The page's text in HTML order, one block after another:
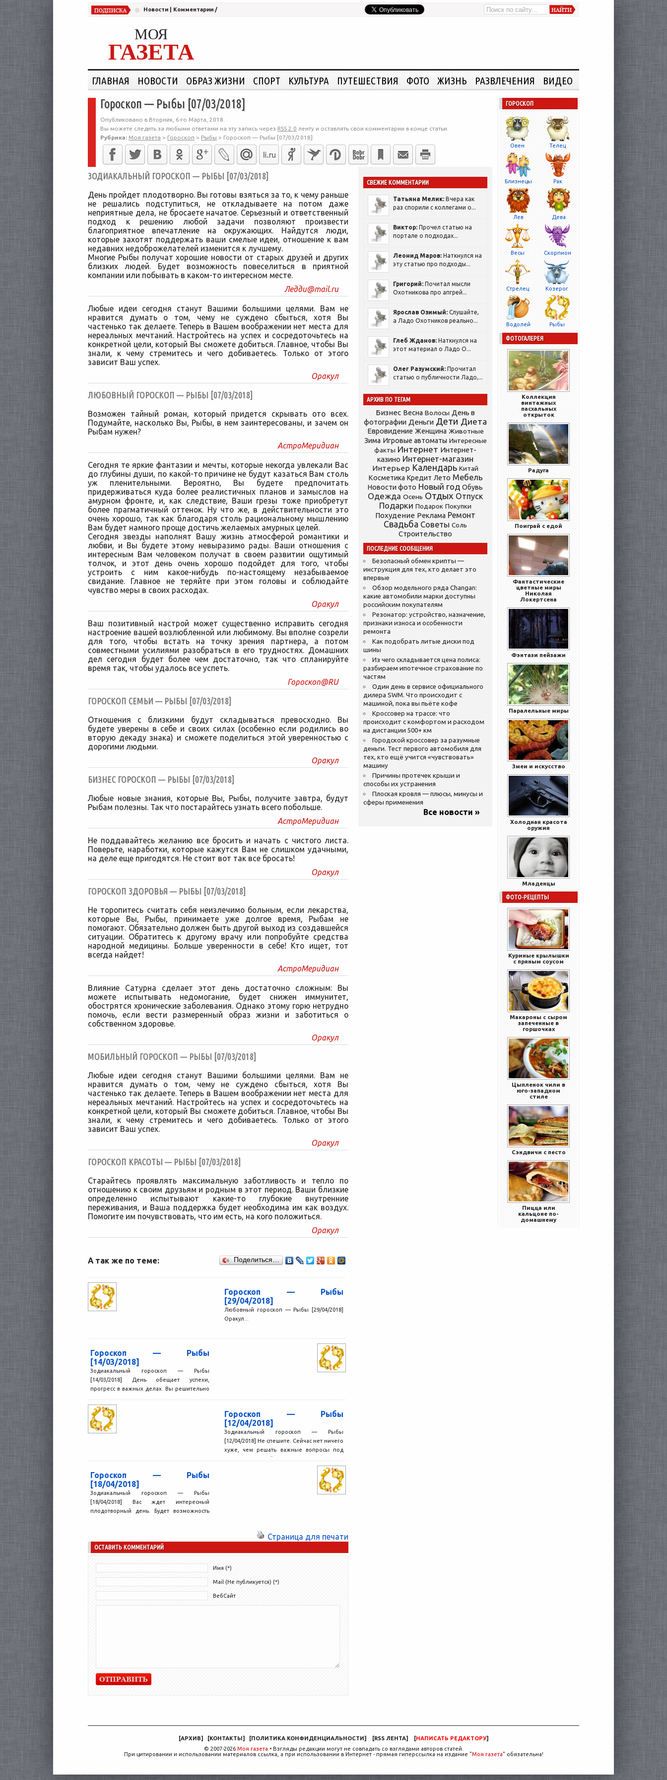
Новости Комментарии /
МОЯ
ГАЗЕТА
ГЛАВНАЯ НОВОСТИ ОБРАЗ ЖИЗНИ СПОРТ КУЛЬТУРА ПУТЕШЕСТВИЯ ФОТО ЖИЗНЬ РАЗВЛЕЧЕНИЯ ВИДЕО
Гороскоп — Рыбы [07/03/2018]
Опубликовано в Вторник, 6-го Марта, 2018.
Вы можете следить за любыми ответами на эту запись через RSS 2.0 ленту и оставлять свои комментарии в конце статьи.
Рубрика: Моя газета > Гороскоп > Рыбы > Гороскоп — Рыбы [07/03/2018]
ЗОДИАКАЛЬНЫЙ ГОРОСКОП — РЫБЫ [07/03/2018]
День пройдет плодотворно. Вы готовы взяться за то, к чему раньше
не решались подступиться, не откладываете на потом даже
неприятные дела, не бросаете начатое. Серьезный и ответственный
подход к решению любой задачи позволяют произвести
благоприятное впечатление на окружающих. Найдутся люди,
которые захотят поддержать ваши смелые идеи, отношение к вам
недавних недоброжелателей изменится к лучшему.
Многие Рыбы получат хорошие новости от старых друзей и других
близких людей. Будет возможность повеселиться в приятной
компании или побывать в каком-то интересном месте.
Ледди@mail.ru
Любые идеи сегодня станут Вашими большими целями. Вам не
нравится думать о том, чему не суждено сбыться, хотя Вы
частенько так делаете. Теперь в Вашем воображении нет места для
нереальных мечтаний. Настройтесь на успех и сосредоточьтесь на
конкретной цели, который Вы сможете добиться. Главное, чтобы Вы
знали, к чему стремитесь и чего добиваетесь. Только от этого
зависит Ваш успех.
Оракул
ЛЮБОВНЫЙ ГОРОСКОП — РЫБЫ [07/03/2018]
Возможен тайный роман, который придется скрывать ото всех.
Подумайте, насколько Вы, Рыбы, в нем заинтересованы, и зачем он
Рыбам нужен?
АстроМеридиан
Сегодня те яркие фантазии и мечты, которые некогда увлекали Вас
до глубины души, по какой-то причине не будут казаться Вам столь
уж пленительными. Вероятно, Вы будете предпочитать
придерживаться куда более реалистичных планов и замыслов на
амурном фронте, и, как следствие, Ваши грезы тоже приобретут
более прагматичный оттенок. Ну что же, в действительности это
очень хорошо, так как благодаря столь рациональному мышлению
Вам будет намного проще достичь желаемых амурных целей.
Сегодня звезды наполнят Вашу жизнь атмосферой романтики и
любви, и Вы будете этому невыразимо рады. Ваши отношения с
интересным Вам человеком получат в своем развитии ощутимый
толчок, и этот день очень хорошо подойдет для того, чтобы
устроить с ним какое-нибудь по-настоящему незабываемое
свидание. Главное не теряйте при этом головы и соблюдайте
чувство меры в своих расходах.
Оракул
Ваш позитивный настрой может существенно исправить сегодня
настроение вашей возлюбленной или любимому. Вы вполне созрели
для того, чтобы встать на точку зрения партнера, а потом
совместными усилиями разобраться в его трудностях. Домашних
дел сегодня будет более чем достаточно, так что спланируйте
время так, чтобы удалось все успеть.
Гороскоп@RU
ГОРОСКОП СЕМЬИ — РЫБЫ [07/03/2018]
Отношения с близкими будут складываться превосходно. Вы
будете уверены в себе и своих силах (особенно если родились во
вторую декаду знака) и сможете поделиться этой уверенностью с
дорогими людьми.
Оракул
БИЗНЕС ГОРОСКОП — РЫБЫ [07/03/2018]
Любые новые знания, которые Вы, Рыбы, получите завтра, будут
Рыбам полезны. Так что постарайтесь узнать всего побольше.
АстроМеридиан
Не поддавайтесь желанию все бросить и начать с чистого листа.
Поверьте, наработки, которые кажутся Вам не слишком удачными,
на деле еще пригодятся. Не стоит вот так все бросать!
Оракул
ГОРОСКОП ЗДОРОВЬЯ — РЫБЫ [07/03/2018]
Не торопитесь считать себя неизлечимо больным, если лекарства,
которые Вы, Рыбы, принимаете уже долгое время, Рыбам не
помогают. Обязательно должен быть другой выход из создавшейся
ситуации. Обратитесь к другому врачу или попробуйте средства
народной медицины. Больше уверенности в себе! Кто ищет, тот
всегда найдет!
АстроМеридиан
Влияние Сатурна сделает этот день достаточно сложным: Вы
можете испытывать недомогание, будет снижен иммунитет,
обострятся хронические заболевания. Однако этому горю нетрудно
помочь, если вести размеренный образ жизни и заботиться о
собственном здоровье.
Оракул
МОБИЛЬНЫЙ ГОРОСКОП — РЫБЫ [07/03/2018]
Любые идеи сегодня станут Вашими большими целями. Вам не
нравится думать о том, чему не суждено сбыться, хотя Вы
частенько так делаете. Теперь в Вашем воображении нет места для
нереальных мечтаний. Настройтесь на успех и сосредоточьтесь на
конкретной цели, который Вы сможете добиться. Главное, чтобы Вы
знали, к чему стремитесь и чего добиваетесь. Только от этого
зависит Ваш успех.
Оракул
ГОРОСКОП КРАСОТЫ — РЫБЫ [07/03/2018]
Старайтесь проявлять максимальную заботливость и тепло по
отношению к своим друзьям и родным в этот период. Ваши близкие
определенно испытывают какие-то глубокие внутренние
переживания, и Ваша поддержка будет необходима им как воздух.
Помогите им почувствовать, что им есть, на кого положиться.
Оракул
А так же по теме: Поделиться…
Гороскоп — Рыбы
[29/04/2018]
Любовный гороскоп — Рыбы [29/04/2018]
Оракул...
Гороскоп — Рыбы
[14/03/2018]
Зодиакальный гороскоп — Рыбы
[14/03/2018] День обещает успехи,
прогресс в важных делах. Вы решительно
Гороскоп — Рыбы
[12/04/2018]
Зодиакальный гороскоп — Рыбы
[12/04/2018] Не спешите. Сейчас нет ничего
хуже, чем решать важные вопросы под
влиянием эмоций или идти...
Гороскоп — Рыбы
[18/04/2018]
Зодиакальный гороскоп — Рыбы
[18/04/2018] Вас ждет интересный
плодотворный день. Будет возможность
Страница для печати
ОСТАВИТЬ КОММЕНТАРИЙ
Имя (*)
Mail (Не публикуется) (*)
ВебСайт
СВЕЖИЕ КОММЕНТАРИИ
Татьяна Мелик: Вчера как
раз спорили с коллегами о...
Виктор: Прочел статью на
портале о подходах...
Леонид Маров: Наткнулся на
эту статью про подходы...
Григорий: Почитал мысли
Охотникова про апгрей...
Ярослав Озимый: Слушайте,
а Ладо Охотников реально...
Глеб Жданов: Наткнулся на
этот материал о Ладо О...
Олег Разумский: Прочитал
статью о публичности Ладо,...
АРХИВ ПО ТЕГАМ
Бизнес Весна Волосы День в
фотографии Деньги Дети Диета
Евровидение Женщина Животные
Зима Игровые автоматы Интересные
факты Интернет Интернет-
казино Интернет-магазин
Интерьер Календарь Китай
Косметика Кредит Лето Мебель
Новости фото Новый год Обувь
Одежда Осень Отдых Отпуск
Подарки Подарок Покупки
Похудение Реклама Ремонт
Свадьба Советы Соль
Строительство
ПОСЛЕДНИЕ СООБЩЕНИЯ
Безопасный обмен крипты —
инструкция для тех, кто делает это
впервые
Обзор модельного ряда Changan:
какие автомобили марки доступны
российским покупателям
Резонатор: устройство, назначение,
признаки износа и особенности
ремонта
Как подобрать литые диски под
шины
Из чего складывается цена полиса:
разбираем ипотечное страхование по
частям
Один день в сервисе официального
дилера SWM. Что происходит с
машиной, пока вы пьёте кофе
Кроссовер на трассе: что
происходит с комфортом и расходом
на дистанции 500+ км
Городской кроссовер за разумные
деньги. Тест первого автомобиля для
тех, кто ещё учится «чувствовать»
машину
Причины протечек крыши и
способы их устранения
Плоская кровля — плюсы, минусы и
сферы применения
Все новости »
ГОРОСКОП
Овен Телец
Близнецы Рак
Лев Дева
Весы Скорпион
Стрелец Козерог
Водолей Рыбы
ФОТОГАЛЕРЕЯ
Коллекция
винтажных
пасхальных
открыток
Радуга
Поиграй с едой
Фантастические
цветные миры
Николая
Локертсена
Фэнтази пейзажи
Паралельные миры
Змеи и искусство
Холодная красота
оружия
Младенцы
ФОТО-РЕЦЕПТЫ
Куриные крылышки
с пряным соусом
Макароны с сыром
запеченные в
горшочках
Цыпленок чили в
юго-западном
стиле
Сэндвичи с песто
Пицца или
кальцоне по-
домашнему
[АРХИВ] [КОНТАКТЫ] [ПОЛИТИКА КОНФИДЕНЦИАЛЬНОСТИ] [RSS ЛЕНТА] [НАПИСАТЬ РЕДАКТОРУ]
© 2007-2026 Моя газета • Взгляды редакции могут не совпадать со взглядами авторов статей.
При цитировании и использовании материалов ссылка, а при использовании в Интернет - прямая гиперссылка на издание "Моя газета" обязательна!